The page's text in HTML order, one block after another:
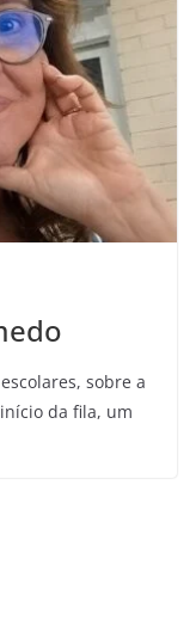
sobre a
da fila, um